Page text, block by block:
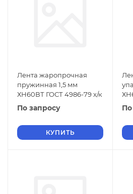
Лента жаропрочная
пружинная 1,5 мм
ХН60ВТ ГОСТ 4986-79 х/к
По запросу
КУПИТЬ
По